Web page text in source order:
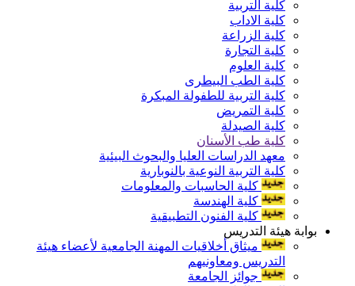
كلية التربية
كلية الاداب
كلية الزراعة
كلية التجارة
كلية العلوم
كلية الطب البيطرى
كلية التربية للطفولة المبكرة
كلية التمريض
كلية الصيدلة
كلية طب الأسنان
معهد الدراسات العليا والبحوث البيئية
كلية التربية النوعية بالنوبارية
كلية الحاسبات والمعلومات
كلية الهندسة
كلية الفنون التطبيقية
بوابة هيئة التدريس
ميثاق أخلاقيات المهنة الجامعية لأعضاء هيئة
التدريس ومعاونيهم
جوائز الجامعة